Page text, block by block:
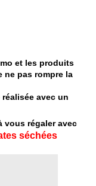
et les produits
ne pas rompre la
avec un
vous régaler avec
séchées